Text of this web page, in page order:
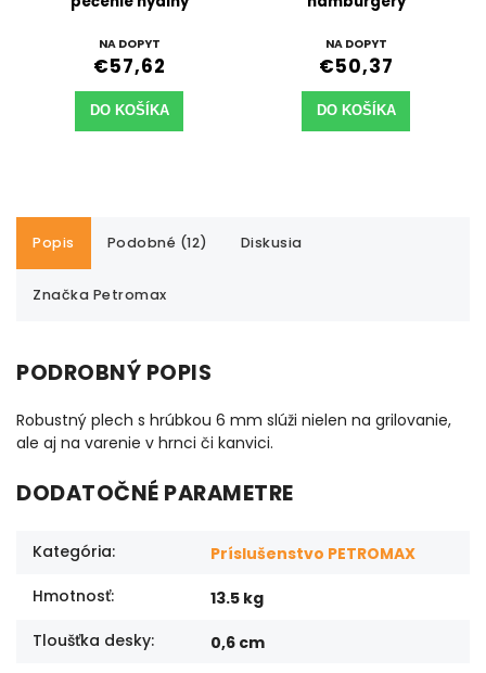
NA DOPYT
€57,62
DO KOŠÍKA
NA DOPYT
€50,37
DO KOŠÍKA
Popis Podobné (12) Diskusia
Značka Petromax
PODROBNÝ POPIS
Robustný plech s hrúbkou 6 mm slúži nielen na grilovanie,
ale aj na varenie v hrnci či kanvici.
DODATOČNÉ PARAMETRE
Kategória:
Príslušenstvo PETROMAX
Hmotnosť:
13.5 kg
Tloušťka desky:
0,6 cm